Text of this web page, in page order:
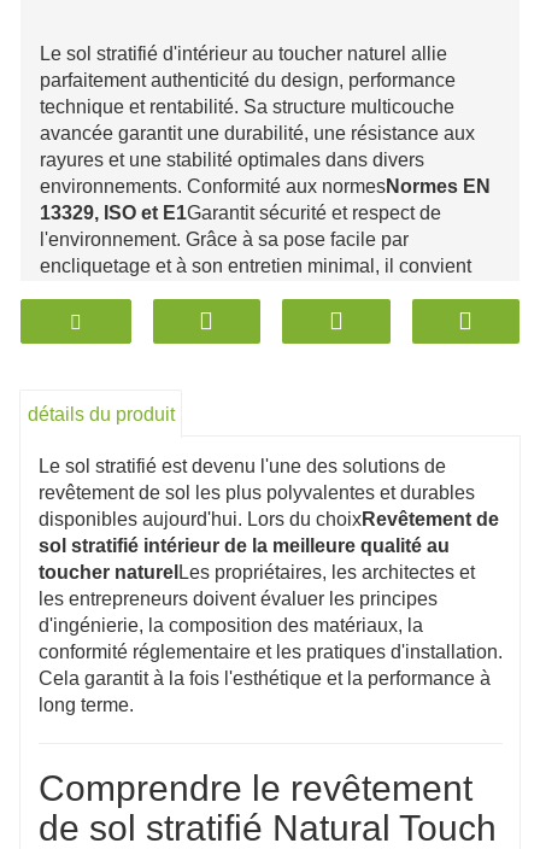
Le sol stratifié d'intérieur au toucher naturel allie
parfaitement authenticité du design, performance
technique et rentabilité. Sa structure multicouche
avancée garantit une durabilité, une résistance aux
rayures et une stabilité optimales dans divers
environnements. Conformité aux normesNormes EN
13329, ISO et E1Garantit sécurité et respect de
l'environnement. Grâce à sa pose facile par
encliquetage et à son entretien minimal, il convient
Disponible dans une large gamme de finitions et de
textures, il reproduit l'esthétique du bois naturel à un
les décorateurs d'intérieur.
détails du produit
Le sol stratifié est devenu l'une des solutions de
revêtement de sol les plus polyvalentes et durables
disponibles aujourd'hui. Lors du choixRevêtement de
sol stratifié intérieur de la meilleure qualité au
toucher naturel Les propriétaires, les architectes et
les entrepreneurs doivent évaluer les principes
d'ingénierie, la composition des matériaux, la
conformité réglementaire et les pratiques d'installation.
Cela garantit à la fois l'esthétique et la performance à
long terme.
Comprendre le revêtement
de sol stratifié Natural Touch